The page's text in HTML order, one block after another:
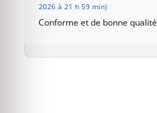
2026 à 21 h 59 min)
Conforme et de bonne qualité